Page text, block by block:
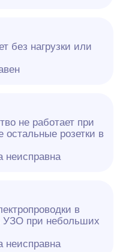
без нагрузки или
не работает при
остальные розетки в
неисправна
в
УЗО при небольших
неисправна